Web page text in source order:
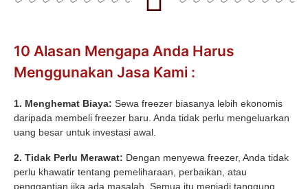
10 Alasan Mengapa Anda Harus
Menggunakan Jasa Kami :
1. Menghemat Biaya: Sewa freezer biasanya lebih ekonomis
daripada membeli freezer baru. Anda tidak perlu mengeluarkan
uang besar untuk investasi awal.
2. Tidak Perlu Merawat: Dengan menyewa freezer, Anda tidak
perlu khawatir tentang pemeliharaan, perbaikan, atau
penggantian jika ada masalah. Semua itu menjadi tanggung